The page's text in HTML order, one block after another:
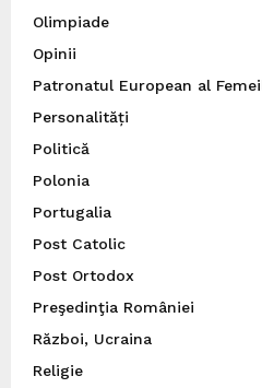
Olimpiade
Opinii
Patronatul European al
Personalități
Politică
Polonia
Portugalia
Post Catolic
Post Ortodox
Preşedinţia României
Război, Ucraina
Religie